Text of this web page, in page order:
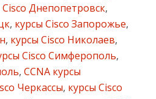
Cisco Днепопетровск,
, курсы Cisco Запорожье,
, курсы Cisco Николаев,
Cisco Симферополь,
, CCNA курсы
Черкассы, курсы Cisco